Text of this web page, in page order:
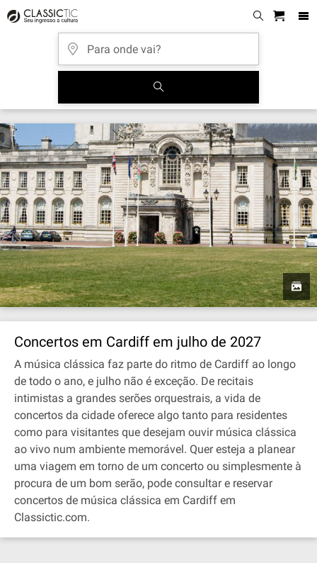
Concertos em Cardiff em julho de 2027
A música clássica faz parte do ritmo de Cardiff ao longo
de todo o ano, e julho não é exceção. De recitais
intimistas a grandes serões orquestrais, a vida de
concertos da cidade oferece algo tanto para residentes
como para visitantes que desejam ouvir música clássica
ao vivo num ambiente memorável. Quer esteja a planear
uma viagem em torno de um concerto ou simplesmente à
procura de um bom serão, pode consultar e reservar
concertos de música clássica em Cardiff em
Classictic.com.